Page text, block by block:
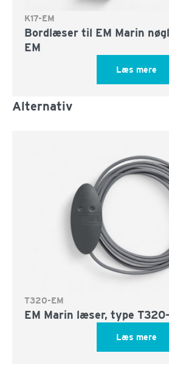
K17-EM
Bordlæser til EM Marin
EM
Læs mere
Alternativ
T320-EM
EM Marin læser, type
Læs mere